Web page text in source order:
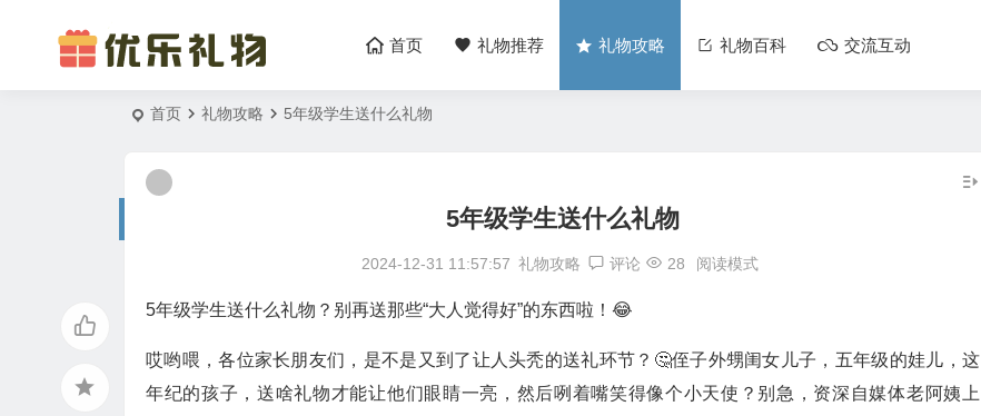
首页 礼物推荐 礼物攻略 礼物百科 交流互动
首页 礼物攻略 5年级学生送什么礼物
5年级学生送什么礼物
2024-12-31 11:57:57 礼物攻略 评论 28 阅读模式
5年级学生送什么礼物？别再送那些“大人觉得好”的东西啦！😂
哎哟喂，各位家长朋友们，是不是又到了让人头秃的送礼环节？🤔侄子外甥闺女儿子，五年级的娃儿，这
年纪的孩子，送啥礼物才能让他们眼睛一亮，然后咧着嘴笑得像个小天使？别急，资深自媒体老阿姨上